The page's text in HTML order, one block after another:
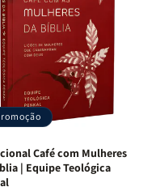
Café com Mulheres
| Equipe Teológica